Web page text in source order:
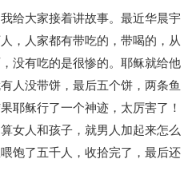
给大家接着讲故事。最近华晨宇
，人家都有带吃的，带喝的，从
没有吃的是很惨的。耶稣就给他
人没带饼，最后五个饼，两条鱼
耶稣行了一个神迹，太厉害了！
女人和孩子，就男人加起来怎么
饱了五千人，收拾完了，最后还